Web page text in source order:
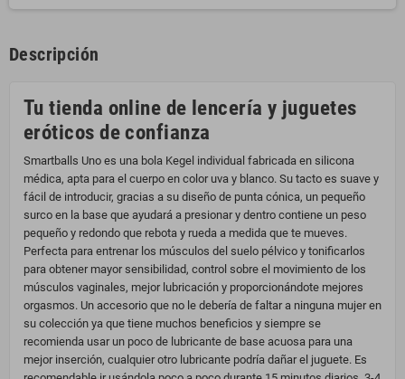
Descripción
Tu tienda online de lencería y juguetes
eróticos de confianza
Smartballs Uno es una bola Kegel individual fabricada en silicona
médica, apta para el cuerpo en color uva y blanco. Su tacto es suave y
fácil de introducir, gracias a su diseño de punta cónica, un pequeño
surco en la base que ayudará a presionar y dentro contiene un peso
pequeño y redondo que rebota y rueda a medida que te mueves.
Perfecta para entrenar los músculos del suelo pélvico y tonificarlos
para obtener mayor sensibilidad, control sobre el movimiento de los
músculos vaginales, mejor lubricación y proporcionándote mejores
orgasmos. Un accesorio que no le debería de faltar a ninguna mujer en
su colección ya que tiene muchos beneficios y siempre se
recomienda usar un poco de lubricante de base acuosa para una
mejor inserción, cualquier otro lubricante podría dañar el juguete. Es